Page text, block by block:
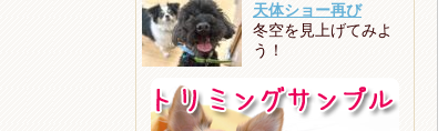
天体ショー再び
冬空を見上げてみよ
う！